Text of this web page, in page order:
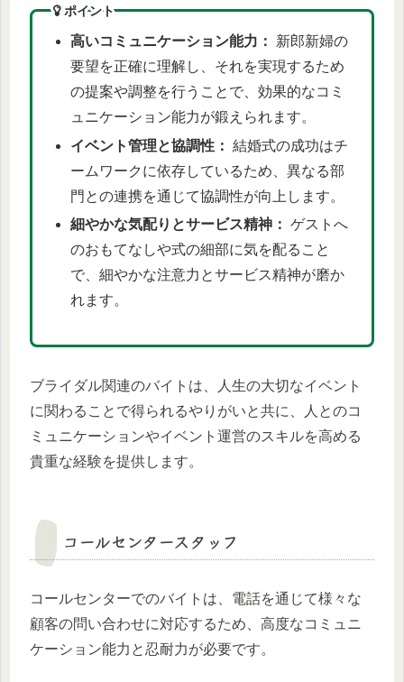
ポイント
高いコミュニケーション能力：
新郎新婦の
要望を正確に理解し、それを実現するため
の提案や調整を行うことで、効果的なコミ
ュニケーション能力が鍛えられます。
イベント管理と協調性： 結婚式の成功はチ
ームワークに依存しているため、異なる部
門との連携を通じて協調性が向上します。
細やかな気配りとサービス精神： ゲストへ
のおもてなしや式の細部に気を配ること
で、細やかな注意力とサービス精神が磨か
れます。
ブライダル関連のバイトは、人生の大切なイベント
に関わることで得られるやりがいと共に、人とのコ
ミュニケーションやイベント運営のスキルを高める
貴重な経験を提供します。
コールセンタースタッフ
コールセンターでのバイトは、電話を通じて様々な
顧客の問い合わせに対応するため、高度なコミュニ
ケーション能力と忍耐力が必要です。